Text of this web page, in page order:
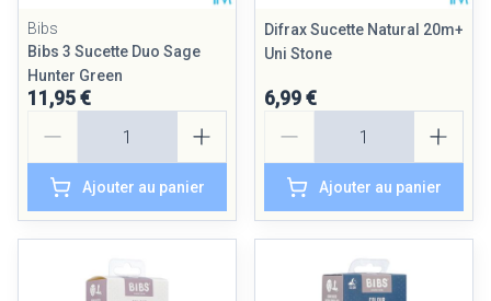
Bibs
Bibs 3 Sucette Duo Sage
Hunter Green
11,95 €
Ajouter au panier
Difrax Sucette Natural 20m+
Uni Stone
6,99 €
Ajouter au panier